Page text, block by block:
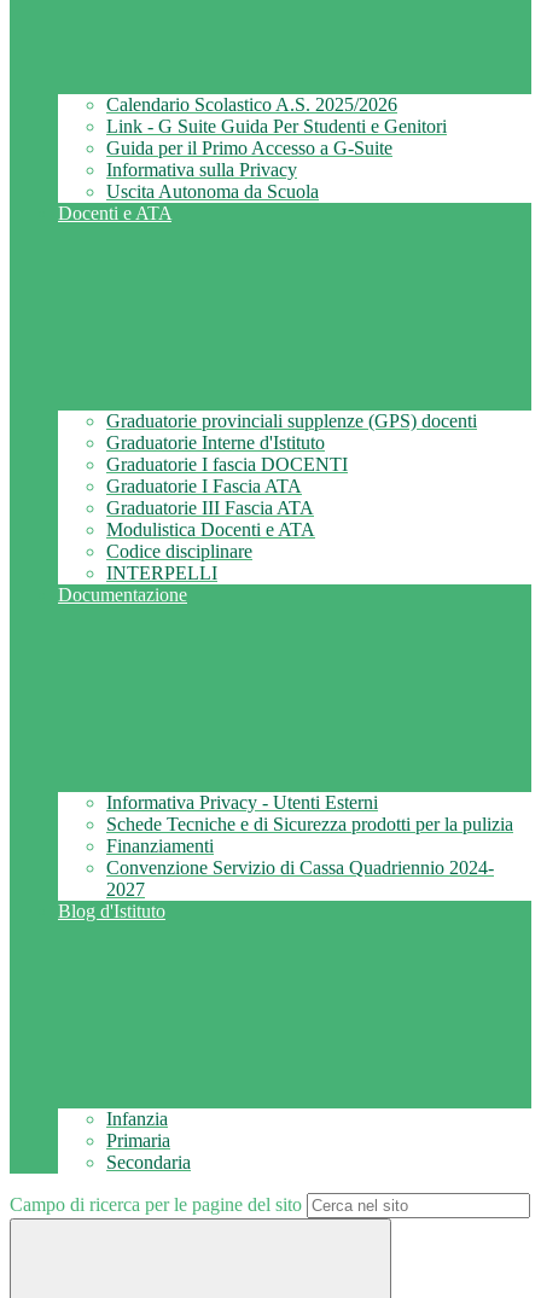
Calendario Scolastico A.S. 2025/2026
Link - G Suite Guida Per Studenti e Genitori
Guida per il Primo Accesso a G-Suite
Informativa sulla Privacy
Uscita Autonoma da Scuola
Docenti e ATA
Graduatorie provinciali supplenze (GPS) docenti
Graduatorie Interne d'Istituto
Graduatorie I fascia DOCENTI
Graduatorie I Fascia ATA
Graduatorie III Fascia ATA
Modulistica Docenti e ATA
Codice disciplinare
INTERPELLI
Documentazione
Informativa Privacy - Utenti Esterni
Schede Tecniche e di Sicurezza prodotti per la pulizia
Finanziamenti
Convenzione Servizio di Cassa Quadriennio 2024-
2027
Blog d'Istituto
Infanzia
Primaria
Secondaria
Campo di ricerca per le pagine del sito